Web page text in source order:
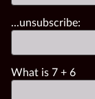
...unsubscribe:
What is 7 + 6